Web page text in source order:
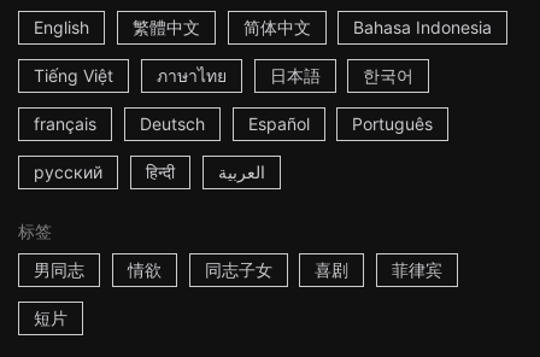
English
繁體中文 简体中文 Bahasa Indonesia
Tiếng Việt ภาษาไทย 日本語 한국어
français Deutsch Español Português
русский हिन्दी العربية
标签
男同志
情欲 同志子女 喜剧 菲律宾
短片